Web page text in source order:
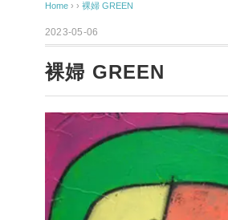
Home › › 裸婦 GREEN
2023-05-06
裸婦 GREEN